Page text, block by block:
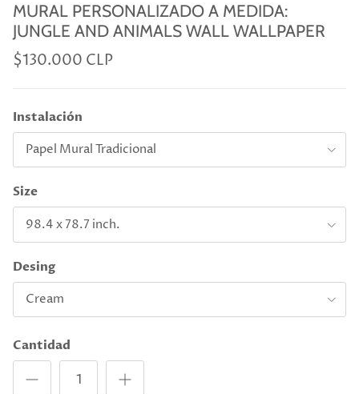
MURAL PERSONALIZADO A MEDIDA:
JUNGLE AND ANIMALS WALL WALLPAPER
$130.000 CLP
Instalación
Papel Mural Tradicional
Size
98.4 x 78.7 inch.
Desing
Cream
Cantidad